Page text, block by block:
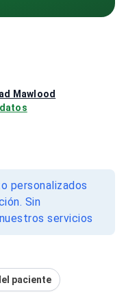
Mawlood
personalizados
Sin
servicios
paciente